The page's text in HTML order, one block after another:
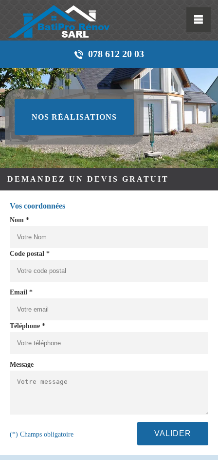
078 612 20 03
NOS RÉALISATIONS
DEMANDEZ UN DEVIS GRATUIT
Vos coordonnées
Nom *
Code postal *
Email *
Téléphone *
Message
(*) Champs obligatoire